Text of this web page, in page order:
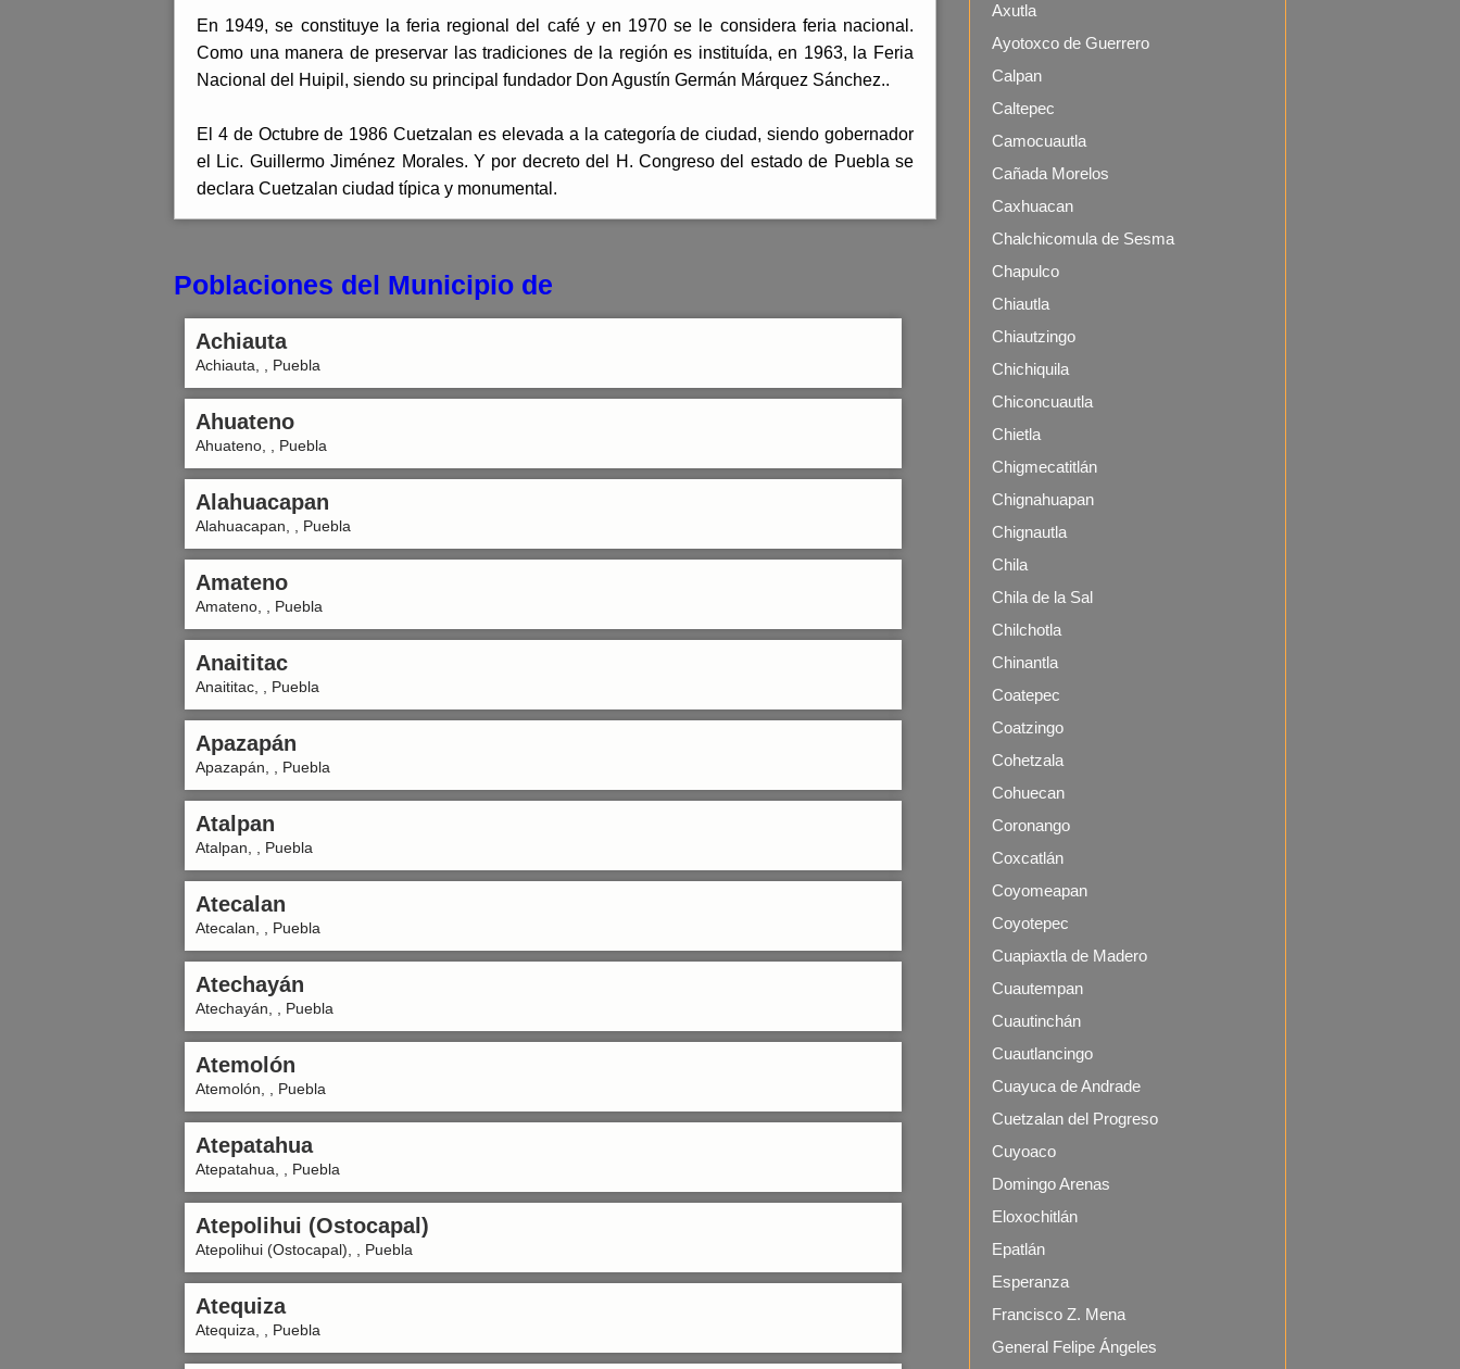
En 1949, se constituye la feria regional del café y en 1970 se le considera feria nacional.
Como una manera de preservar las tradiciones de la región es instituída, en 1963, la Feria
Nacional del Huipil, siendo su principal fundador Don Agustín Germán Márquez Sánchez..
El 4 de Octubre de 1986 Cuetzalan es elevada a la categoría de ciudad, siendo gobernador
el Lic. Guillermo Jiménez Morales. Y por decreto del H. Congreso del estado de Puebla se
declara Cuetzalan ciudad típica y monumental.
Poblaciones del Municipio de
Achiauta
Achiauta, , Puebla
Ahuateno
Ahuateno, , Puebla
Alahuacapan
Alahuacapan, , Puebla
Amateno
Amateno, , Puebla
Anaititac
Anaititac, , Puebla
Apazapán
Apazapán, , Puebla
Atalpan
Atalpan, , Puebla
Atecalan
Atecalan, , Puebla
Atechayán
Atechayán, , Puebla
Atemolón
Atemolón, , Puebla
Atepatahua
Atepatahua, , Puebla
Atepolihui (Ostocapal)
Atepolihui (Ostocapal), , Puebla
Atequiza
Atequiza, , Puebla
Axutla
Ayotoxco de Guerrero
Calpan
Caltepec
Camocuautla
Cañada Morelos
Caxhuacan
Chalchicomula de Sesma
Chapulco
Chiautla
Chiautzingo
Chichiquila
Chiconcuautla
Chietla
Chigmecatitlán
Chignahuapan
Chignautla
Chila
Chila de la Sal
Chilchotla
Chinantla
Coatepec
Coatzingo
Cohetzala
Cohuecan
Coronango
Coxcatlán
Coyomeapan
Coyotepec
Cuapiaxtla de Madero
Cuautempan
Cuautinchán
Cuautlancingo
Cuayuca de Andrade
Cuetzalan del Progreso
Cuyoaco
Domingo Arenas
Eloxochitlán
Epatlán
Esperanza
Francisco Z. Mena
General Felipe Ángeles